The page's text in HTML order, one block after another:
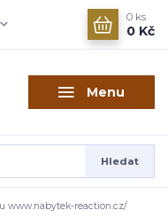
Menu
Hledat
0 ks
0 Kč
www.nabytek-reaction.cz/